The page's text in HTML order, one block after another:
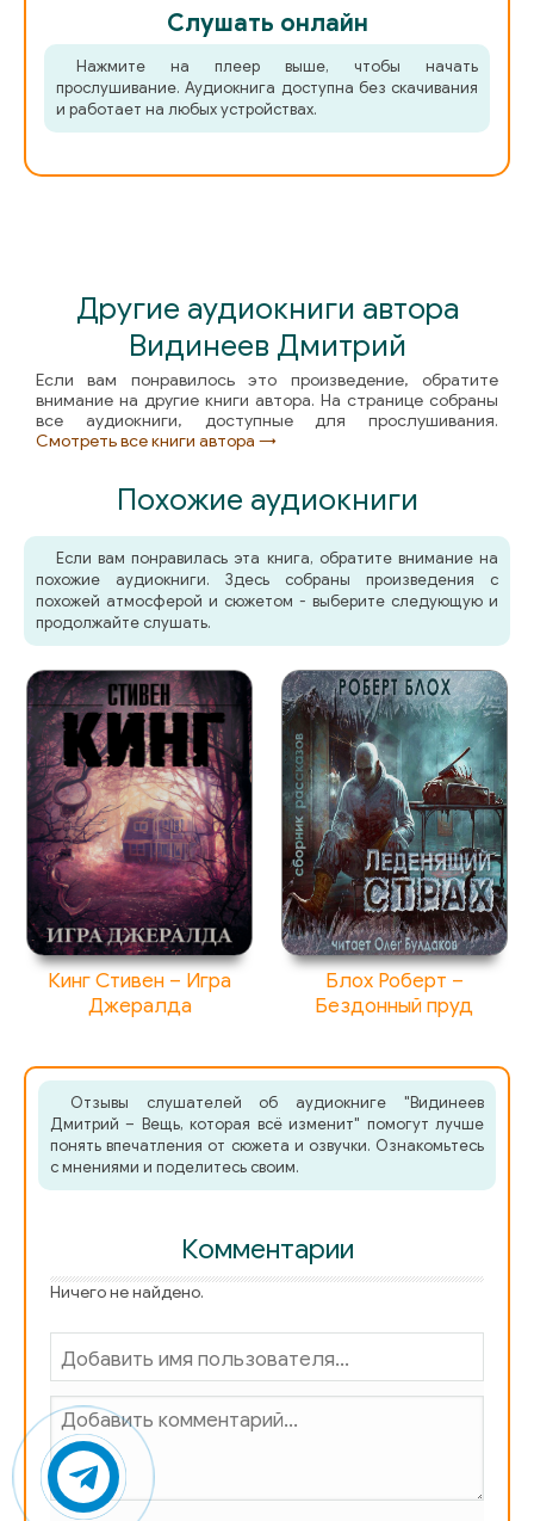
Слушать онлайн
Нажмите на плеер выше, чтобы начать
прослушивание. Аудиокнига доступна без скачивания
и работает на любых устройствах.
Другие аудиокниги автора
Видинеев Дмитрий
Если вам понравилось это произведение, обратите
внимание на другие книги автора. На странице собраны
все аудиокниги, доступные для прослушивания.
Смотреть все книги автора →
Похожие аудиокниги
Если вам понравилась эта книга, обратите внимание на
похожие аудиокниги. Здесь собраны произведения с
похожей атмосферой и сюжетом - выберите следующую и
продолжайте слушать.
Кинг Стивен – Игра
Джералда
Блох Роберт –
Бездонный пруд
Отзывы слушателей об аудиокниге "Видинеев
Дмитрий – Вещь, которая всё изменит" помогут лучше
понять впечатления от сюжета и озвучки. Ознакомьтесь
с мнениями и поделитесь своим.
Комментарии
Ничего не найдено.